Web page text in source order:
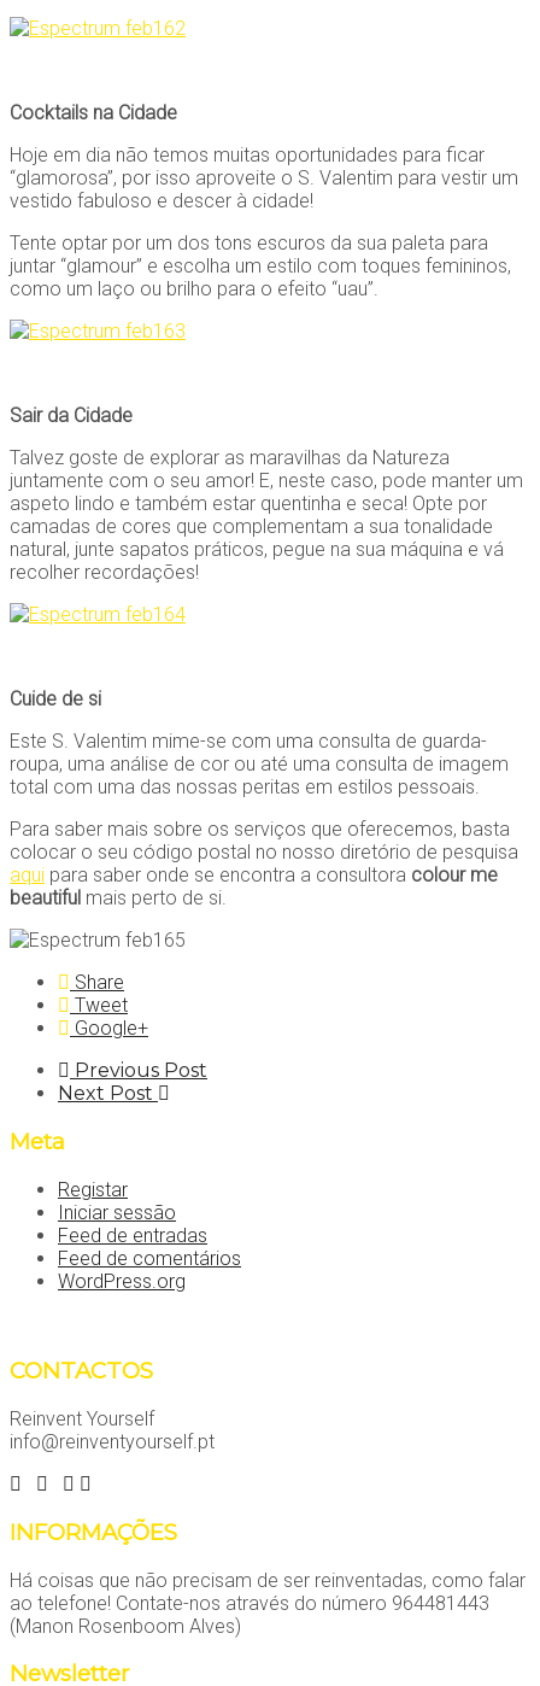
Cocktails na Cidade
Hoje em dia não temos muitas oportunidades para ficar
“glamorosa’’, por isso aproveite o S. Valentim para vestir um
vestido fabuloso e descer à cidade!
Tente optar por um dos tons escuros da sua paleta para
juntar “glamour” e escolha um estilo com toques femininos,
como um laço ou brilho para o efeito “uau”.
Sair da Cidade
Talvez goste de explorar as maravilhas da Natureza
juntamente com o seu amor! E, neste caso, pode manter um
aspeto lindo e também estar quentinha e seca! Opte por
camadas de cores que complementam a sua tonalidade
natural, junte sapatos práticos, pegue na sua máquina e vá
recolher recordações!
Cuide de si
Este S. Valentim mime-se com uma consulta de guarda-
roupa, uma análise de cor ou até uma consulta de imagem
total com uma das nossas peritas em estilos pessoais.
Para saber mais sobre os serviços que oferecemos, basta
colocar o seu código postal no nosso diretório de pesquisa
aqui para saber onde se encontra a consultora colour me
beautiful mais perto de si.
Share
Tweet
Google+
Post
navigation
Previous Post
Next Post
Meta
Registar
Iniciar sessão
Feed de entradas
Feed de comentários
WordPress.org
CONTACTOS
Reinvent Yourself
info@reinventyourself.pt
INFORMAÇÕES
Há coisas que não precisam de ser reinventadas, como falar
ao telefone! Contate-nos através do número 964481443
(Manon Rosenboom Alves)
Newsletter